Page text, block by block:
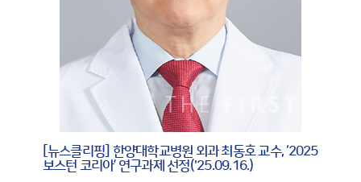
[뉴스클리핑] 한양대학교병원 외과 최동호 교수, ‘2025
보스턴 코리아’ 연구과제 선정('25.09.16.)